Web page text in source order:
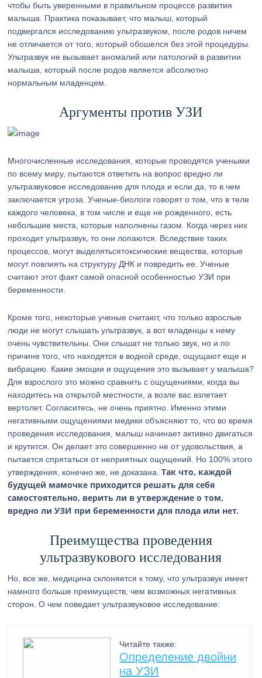
чтобы быть уверенными в правильном процессе развития
малыша. Практика показывает, что малыш, который
подвергался исследованию ультразвуком, после родов ничем
не отличается от того, который обошелся без этой процедуры.
Ультразвук не вызывает аномалий или патологий в развитии
малыша, который после родов является абсолютно
нормальным младенцем.
Аргументы против УЗИ
Многочисленные исследования, которые проводятся учеными
по всему миру, пытаются ответить на вопрос вредно ли
ультразвуковое исследование для плода и если да, то в чем
заключается угроза. Ученые-биологи говорят о том, что в теле
каждого человека, в том числе и еще не рожденного, есть
небольшие места, которые наполнены газом. Когда через них
проходит ультразвук, то они лопаются. Вследствие таких
процессов, могут выделятьсятоксические вещества, которые
могут повлиять на структуру ДНК и повредить ее. Ученые
считают этот факт самой опасной особенностью УЗИ при
беременности.
Кроме того, некоторые ученые считают, что только взрослые
люди не могут слышать ультразвук, а вот младенцы к нему
очень чувствительны. Они слышат не только звук, но и по
причине того, что находятся в водной среде, ощущают еще и
вибрацию. Какие эмоции и ощущения это вызывает у малыша?
Для взрослого это можно сравнить с ощущениями, когда вы
находитесь на открытой местности, а возле вас взлетает
вертолет. Согласитесь, не очень приятно. Именно этими
негативными ощущениями медики объясняют то, что во время
проведения исследования, малыш начинает активно двигаться
и крутится. Он делает это совершенно не от удовольствия, а
пытается спрятаться от неприятных ощущений. Но 100% этого
утверждения, конечно же, не доказана.Так что, каждой
будущей мамочке приходится решать для себя
самостоятельно, верить ли в утверждение о том,
вредно ли УЗИ при беременности для плода или нет.
Преимущества проведения
ультразвукового исследования
Но, все же, медицина склоняется к тому, что ультразвук имеет
намного больше преимуществ, чем возможных негативных
сторон. О чем поведает ультразвуковое исследование:
Читайте также:
Определение двойни
на УЗИ